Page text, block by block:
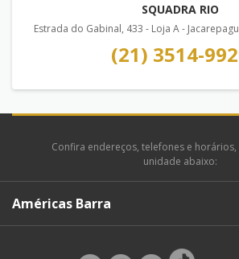
SQUADRA RIO
Estrada do Gabinal, 433 - Loja A -
(21) 3514-
Confira endereços, telefones e
unidade abaixo:
Américas Barra